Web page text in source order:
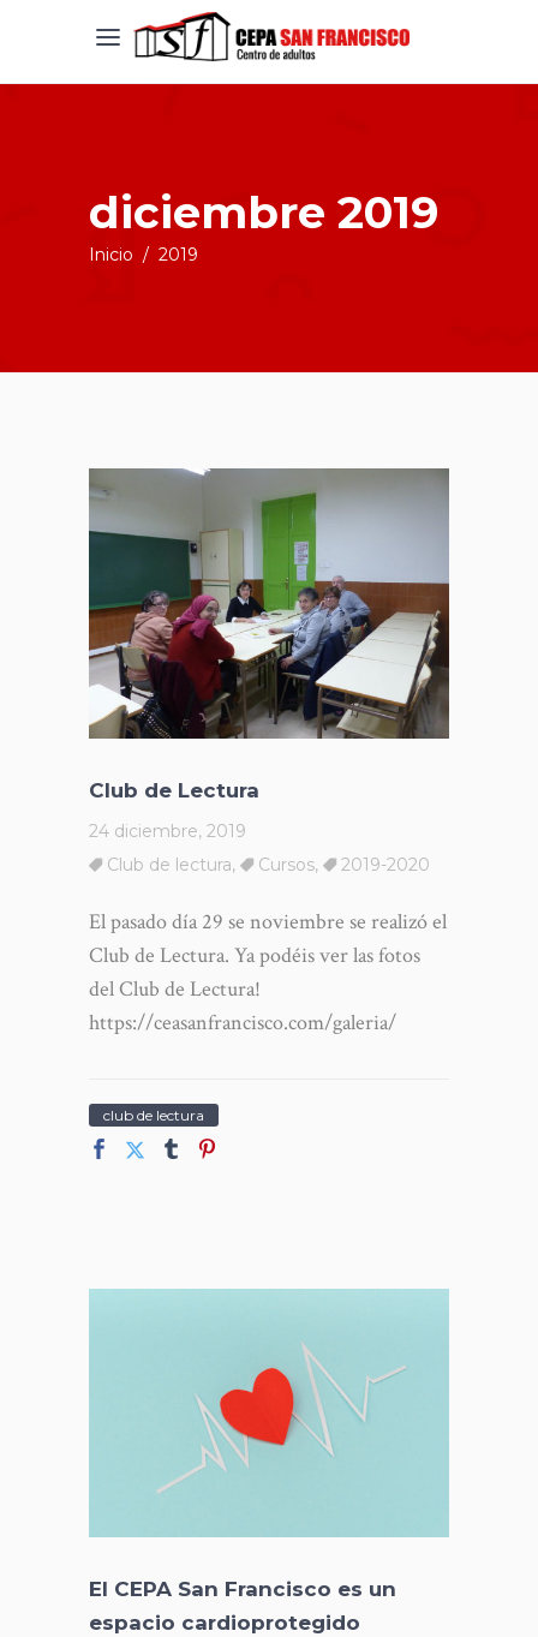
diciembre 2019
Inicio / 2019
Club de Lectura
24 diciembre, 2019
Club de lectura, Cursos, 2019-2020
El pasado día 29 se noviembre se realizó el
Club de Lectura. Ya podéis ver las fotos
del Club de Lectura!
https://ceasanfrancisco.com/galeria/
club de lectura
El CEPA San Francisco es un
espacio cardioprotegido